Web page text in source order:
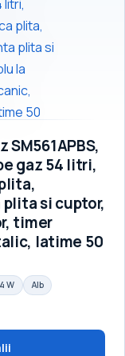
SM561APBS,
gaz 54 litri,
si cuptor,
timer
latime 50
W Alb